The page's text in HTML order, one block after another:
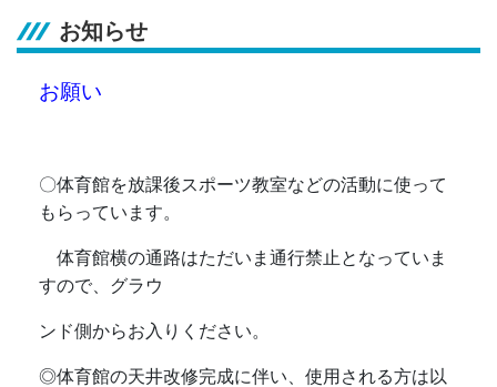
お知らせ
お願い
〇体育館を放課後スポーツ教室などの活動に使って
もらっています。
体育館横の通路はただいま通行禁止となっていま
すので、グラウ
ンド側からお入りください。
◎体育館の天井改修完成に伴い、使用される方は以